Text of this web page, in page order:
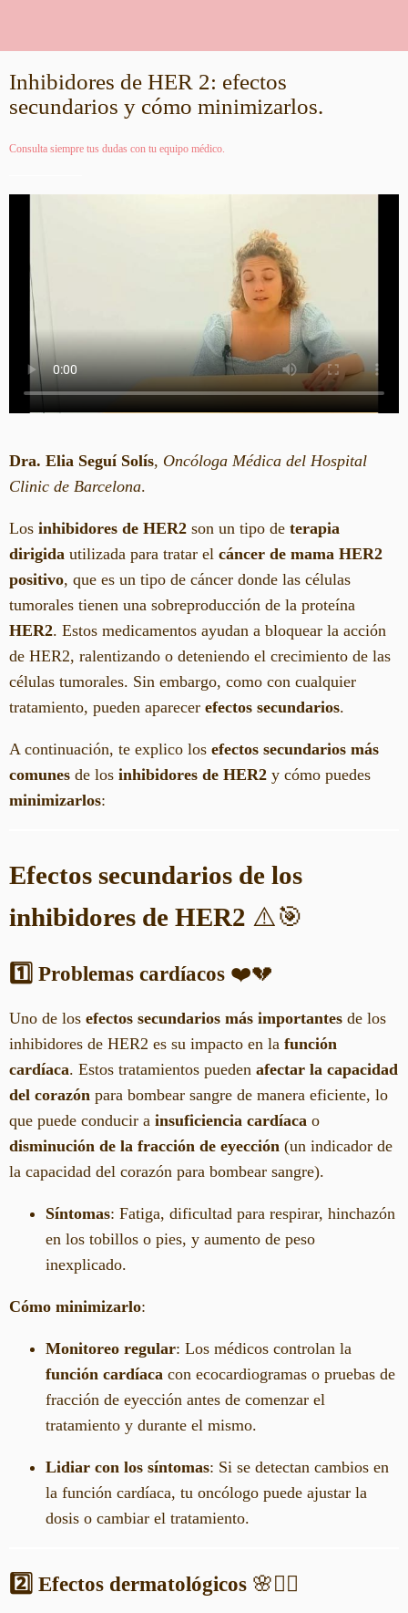
Inhibidores de HER 2: efectos
secundarios y cómo minimizarlos.
Consulta siempre tus dudas con tu equipo médico.
Dra. Elia Seguí Solís, Oncóloga Médica del Hospital
Clinic de Barcelona.
Los inhibidores de HER2 son un tipo de terapia
dirigida utilizada para tratar el cáncer de mama HER2
positivo, que es un tipo de cáncer donde las células
tumorales tienen una sobreproducción de la proteína
HER2. Estos medicamentos ayudan a bloquear la acción
de HER2, ralentizando o deteniendo el crecimiento de las
células tumorales. Sin embargo, como con cualquier
tratamiento, pueden aparecer efectos secundarios.
A continuación, te explico los efectos secundarios más
comunes de los inhibidores de HER2 y cómo puedes
minimizarlos:
Efectos secundarios de los
inhibidores de HER2 ⚠️🎯
1️⃣ Problemas cardíacos ❤️💔
Uno de los efectos secundarios más importantes de los
inhibidores de HER2 es su impacto en la función
cardíaca. Estos tratamientos pueden afectar la capacidad
del corazón para bombear sangre de manera eficiente, lo
que puede conducir a insuficiencia cardíaca o
disminución de la fracción de eyección (un indicador de
la capacidad del corazón para bombear sangre).
Síntomas: Fatiga, dificultad para respirar, hinchazón
en los tobillos o pies, y aumento de peso
inexplicado.
Cómo minimizarlo:
Monitoreo regular: Los médicos controlan la
función cardíaca con ecocardiogramas o pruebas de
fracción de eyección antes de comenzar el
tratamiento y durante el mismo.
Lidiar con los síntomas: Si se detectan cambios en
la función cardíaca, tu oncólogo puede ajustar la
dosis o cambiar el tratamiento.
2️⃣ Efectos dermatológicos 🌸👩‍⚕️